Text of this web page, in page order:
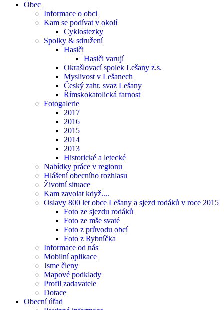
Obec
Informace o obci
Kam se podívat v okolí
Cyklostezky
Spolky & sdružení
Hasiči
Hasiči varují
Okrašlovací spolek Lešany z.s.
Myslivost v Lešanech
Český zahr. svaz Lešany
Římskokatolická farnost
Fotogalerie
2017
2016
2015
2014
2013
Historické a letecké
Nabídky práce v regionu
Hlášení obecního rozhlasu
Životní situace
Kam zavolat když....
Oslavy 800 let obce Lešany a sjezd rodáků v roce 2015
Foto ze sjezdu rodáků
Foto ze mše svaté
Foto z průvodu obcí
Foto z Rybníčka
Informace od nás
Mobilní aplikace
Jsme členy
Mapové podklady
Profil zadavatele
Dotace
Obecní úřad